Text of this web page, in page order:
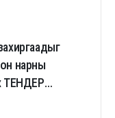
нарны
ТЕНДЕР
ТУХАЙ